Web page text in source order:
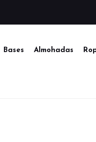
Bases Almohadas